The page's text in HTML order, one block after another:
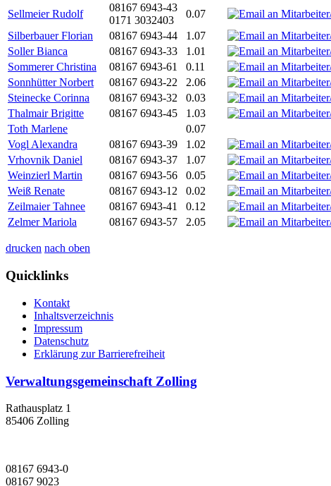
Sellmeier Rudolf
08167 6943-43
0171 3032403
0.07
Silberbauer Florian
08167 6943-44 1.07
Soller Bianca
08167 6943-33 1.01
Sommerer Christina
08167 6943-61 0.11
Sonnhütter Norbert
08167 6943-22 2.06
Steinecke Corinna
08167 6943-32 0.03
Thalmair Brigitte
08167 6943-45 1.03
Toth Marlene
0.07
Vogl Alexandra
08167 6943-39 1.02
Vrhovnik Daniel
08167 6943-37 1.07
Weinzierl Martin
08167 6943-56 0.05
Weiß Renate
08167 6943-12 0.02
Zeilmaier Tahnee
08167 6943-41 0.12
Zelmer Mariola
08167 6943-57 2.05
drucken nach oben
Quicklinks
Kontakt
Inhaltsverzeichnis
Impressum
Datenschutz
Erklärung zur Barrierefreiheit
Verwaltungsgemeinschaft Zolling
Rathausplatz 1
85406 Zolling
08167 6943-0
08167 9023